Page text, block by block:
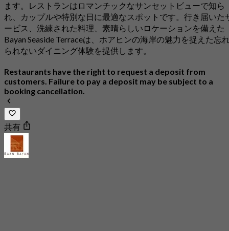
ます。レストランはロマンチックなサンセットビューで知ら
れ、カップルや特別な日に最適なスポットです。行き届いた
ービス、洗練された料理、素晴らしいロケーションを備えた
Bayan Seaside Terraceは、ホアヒンの海岸の魅力を捉えた忘
られないダイニング体験を提供します。
Restaurants have the right to request a deposit from
customers. Failure to pay a deposit may be subject to a
booking cancellation.
共有